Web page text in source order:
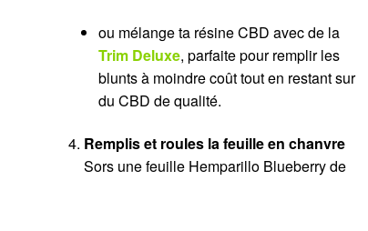
ou mélange ta résine CBD avec de la
Trim Deluxe, parfaite pour remplir les
blunts à moindre coût tout en restant sur
du CBD de qualité.
Remplis et roules la feuille en chanvre
Sors une feuille Hemparillo Blueberry de